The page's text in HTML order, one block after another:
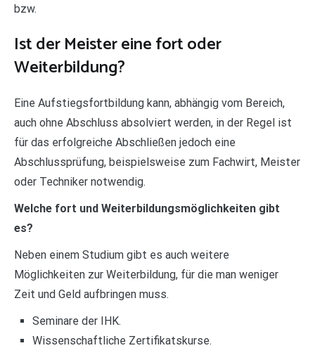
bzw.
Ist der Meister eine fort oder
Weiterbildung?
Eine Aufstiegsfortbildung kann, abhängig vom Bereich,
auch ohne Abschluss absolviert werden, in der Regel ist
für das erfolgreiche Abschließen jedoch eine
Abschlussprüfung, beispielsweise zum Fachwirt, Meister
oder Techniker notwendig.
Welche fort und Weiterbildungsmöglichkeiten gibt
es?
Neben einem Studium gibt es auch weitere
Möglichkeiten zur Weiterbildung, für die man weniger
Zeit und Geld aufbringen muss.
Seminare der IHK.
Wissenschaftliche Zertifikatskurse.